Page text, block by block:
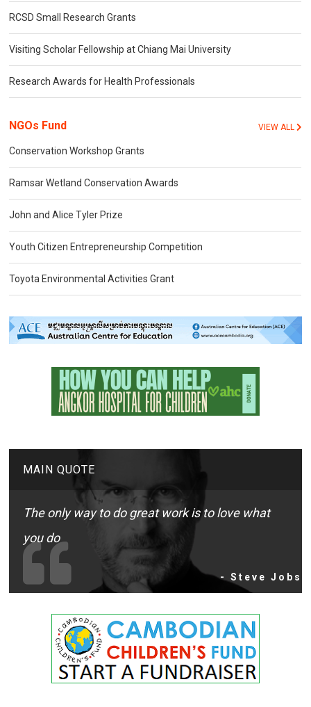
RCSD Small Research Grants
Visiting Scholar Fellowship at Chiang Mai University
Research Awards for Health Professionals
NGOs Fund VIEW ALL
Conservation Workshop Grants
Ramsar Wetland Conservation Awards
John and Alice Tyler Prize
Youth Citizen Entrepreneurship Competition
Toyota Environmental Activities Grant
MAIN QUOTE
The only way to do great work is to love what
you do
- Steve Jobs